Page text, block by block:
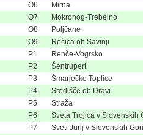
O6
Mirna
O7
Mokronog-Trebelno
O8
Poljčane
O9
Rečica ob Savinji
P1
Renče-Vogrsko
P2
Šentrupert
P3
Šmarješke Toplice
P4
Središče ob Dravi
P5
Straža
P6
Sveta Trojica v Slovenskih
P7 Sveti Jurij v Slovenskih